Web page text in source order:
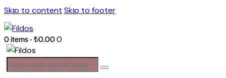
Skip to content Skip to footer
0 items-₺0.000